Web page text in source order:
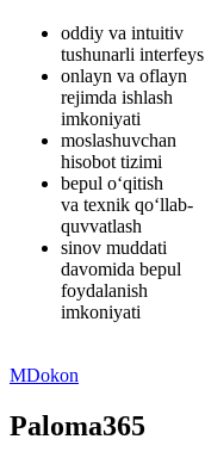
oddiy va intuitiv
tushunarli interfeys
onlayn va oflayn
rejimda ishlash
imkoniyati
moslashuvchan
hisobot tizimi
bepul o‘qitish
va texnik qo‘llab-
quvvatlash
sinov muddati
davomida bepul
foydalanish
imkoniyati
MDokon
Paloma365